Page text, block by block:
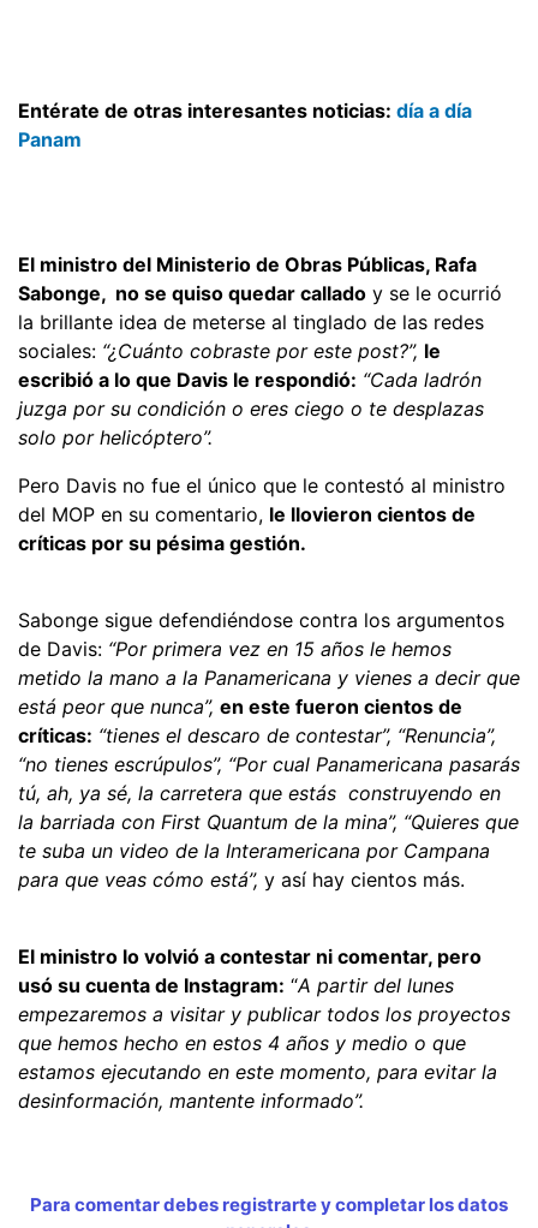
Entérate de otras interesantes noticias: día a día
Panam
El ministro del Ministerio de Obras Públicas, Rafa
Sabonge, no se quiso quedar callado y se le ocurrió
la brillante idea de meterse al tinglado de las redes
sociales: “¿Cuánto cobraste por este post?”, le
escribió a lo que Davis le respondió: “Cada ladrón
juzga por su condición o eres ciego o te desplazas
solo por helicóptero”.
Pero Davis no fue el único que le contestó al ministro
del MOP en su comentario, le llovieron cientos de
críticas por su pésima gestión.
Sabonge sigue defendiéndose contra los argumentos
de Davis: “Por primera vez en 15 años le hemos
metido la mano a la Panamericana y vienes a decir que
está peor que nunca”, en este fueron cientos de
críticas: “tienes el descaro de contestar”, “Renuncia”,
“no tienes escrúpulos”, “Por cual Panamericana pasarás
tú, ah, ya sé, la carretera que estás construyendo en
la barriada con First Quantum de la mina”, “Quieres que
te suba un video de la Interamericana por Campana
para que veas cómo está”, y así hay cientos más.
El ministro lo volvió a contestar ni comentar, pero
usó su cuenta de Instagram: “A partir del lunes
empezaremos a visitar y publicar todos los proyectos
que hemos hecho en estos 4 años y medio o que
estamos ejecutando en este momento, para evitar la
desinformación, mantente informado”.
Para comentar debes registrarte y completar los datos